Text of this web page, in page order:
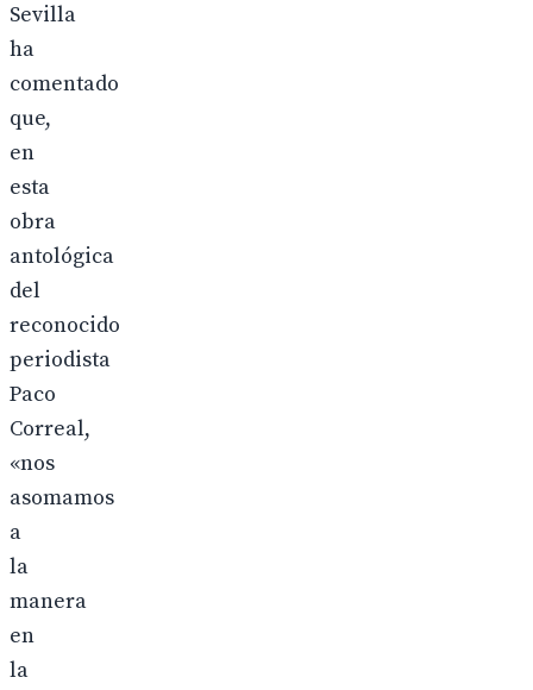
Sevilla
ha
comentado
que,
en
esta
obra
antológica
del
reconocido
periodista
Paco
Correal,
«nos
asomamos
a
la
manera
en
la